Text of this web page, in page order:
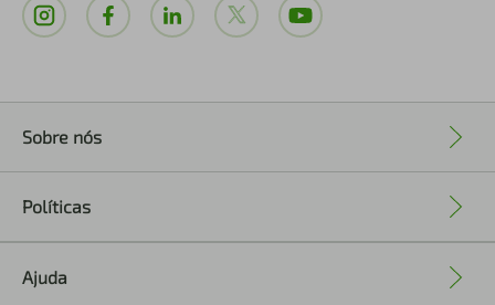
Sobre nós
Políticas
Ajuda